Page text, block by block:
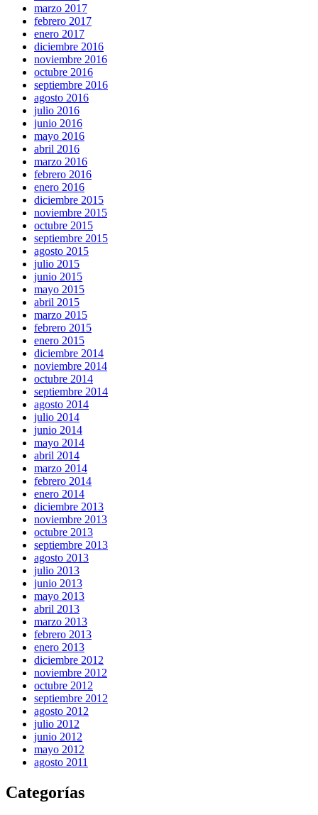
marzo 2017
febrero 2017
enero 2017
diciembre 2016
noviembre 2016
octubre 2016
septiembre 2016
agosto 2016
julio 2016
junio 2016
mayo 2016
abril 2016
marzo 2016
febrero 2016
enero 2016
diciembre 2015
noviembre 2015
octubre 2015
septiembre 2015
agosto 2015
julio 2015
junio 2015
mayo 2015
abril 2015
marzo 2015
febrero 2015
enero 2015
diciembre 2014
noviembre 2014
octubre 2014
septiembre 2014
agosto 2014
julio 2014
junio 2014
mayo 2014
abril 2014
marzo 2014
febrero 2014
enero 2014
diciembre 2013
noviembre 2013
octubre 2013
septiembre 2013
agosto 2013
julio 2013
junio 2013
mayo 2013
abril 2013
marzo 2013
febrero 2013
enero 2013
diciembre 2012
noviembre 2012
octubre 2012
septiembre 2012
agosto 2012
julio 2012
junio 2012
mayo 2012
agosto 2011
Categorías